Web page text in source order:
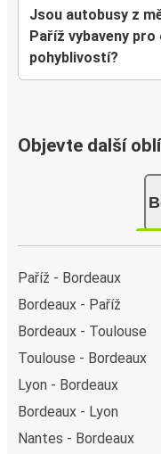
Jsou autobusy z
Paříž vybaveny
pohyblivostí?
Objevte další
Paříž - Bordeaux
Bordeaux - Paříž
Bordeaux - Toulouse
Toulouse - Bordeaux
Lyon - Bordeaux
Bordeaux - Lyon
Nantes - Bordeaux